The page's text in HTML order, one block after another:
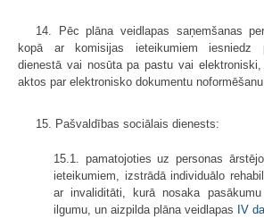
14. Pēc plāna veidlapas saņemšanas
kopā ar komisijas ieteikumiem iesniedz
dienestā vai nosūta pa pastu vai
aktos par elektronisko dokumentu
15. Pašvaldības sociālais dienests:
15.1. pamatojoties uz personas
ieteikumiem, izstrādā individuālo
ar invaliditāti, kurā nosaka
ilgumu, un aizpilda plāna veidlapas IV